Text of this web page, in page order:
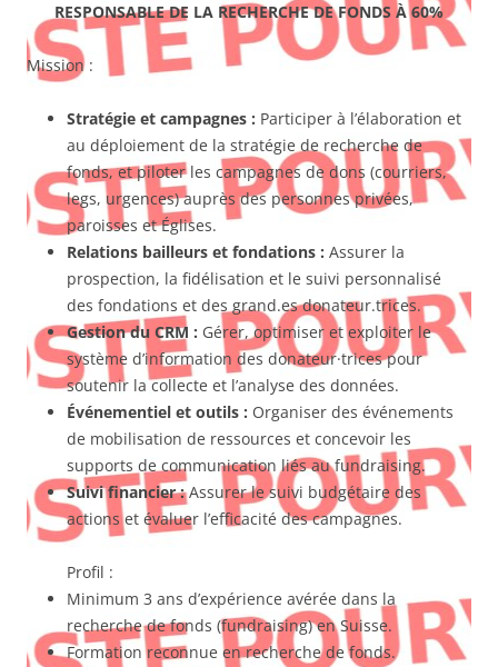
RESPONSABLE DE LA RECHERCHE DE FONDS À 60%
Mission :
Stratégie et campagnes : Participer à l’élaboration et
au déploiement de la stratégie de recherche de
fonds, et piloter les campagnes de dons (courriers,
legs, urgences) auprès des personnes privées,
paroisses et Églises.
Relations bailleurs et fondations : Assurer la
prospection, la fidélisation et le suivi personnalisé
des fondations et des grand.es donateur.trices.
Gestion du CRM : Gérer, optimiser et exploiter le
système d’information des donateur·trices pour
soutenir la collecte et l’analyse des données.
Événementiel et outils : Organiser des événements
de mobilisation de ressources et concevoir les
supports de communication liés au fundraising.
Suivi financier :Assurer le suivi budgétaire des
actions et évaluer l’efficacité des campagnes.
Profil :
Minimum 3 ans d’expérience avérée dans la
recherche de fonds (fundraising) en Suisse.
Formation reconnue en recherche de fonds.